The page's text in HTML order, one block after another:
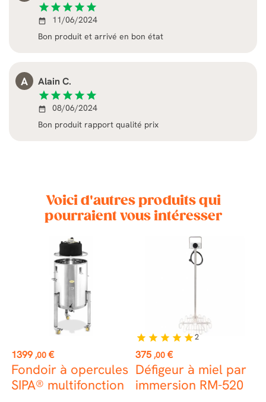
star star star star star
date_range
11/06/2024
Bon produit et arrivé en bon état
A Alain C.
star star star star star
date_range
08/06/2024
Bon produit rapport qualité prix
Voici d'autres produits qui
pourraient vous intéresser
Prix
1399 ,00 €
Fondoir à opercules
SIPA® multifonction
Prix
375 ,00 €
Défigeur à miel par
immersion RM-520
star star star star star2